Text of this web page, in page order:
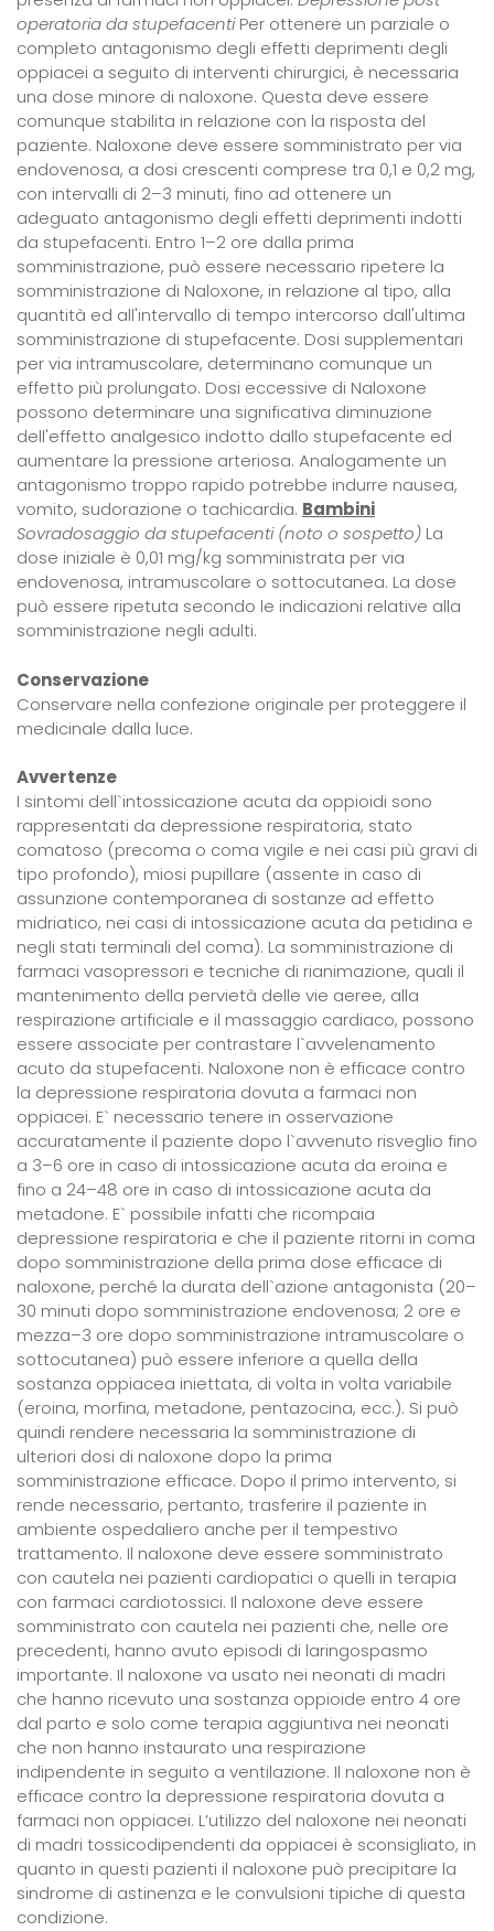
operatoria da stupefacentiPer ottenere un parziale o
completo antagonismo degli effetti deprimenti degli
oppiacei a seguito di interventi chirurgici, è necessaria
una dose minore di naloxone. Questa deve essere
comunque stabilita in relazione con la risposta del
paziente. Naloxone deve essere somministrato per via
endovenosa, a dosi crescenti comprese tra 0,1 e 0,2 mg,
con intervalli di 2–3 minuti, fino ad ottenere un
adeguato antagonismo degli effetti deprimenti indotti
da stupefacenti. Entro 1–2 ore dalla prima
somministrazione, può essere necessario ripetere la
somministrazione di Naloxone, in relazione al tipo, alla
quantità ed all'intervallo di tempo intercorso dall'ultima
somministrazione di stupefacente. Dosi supplementari
per via intramuscolare, determinano comunque un
effetto più prolungato. Dosi eccessive di Naloxone
possono determinare una significativa diminuzione
dell'effetto analgesico indotto dallo stupefacente ed
aumentare la pressione arteriosa. Analogamente un
antagonismo troppo rapido potrebbe indurre nausea,
vomito, sudorazione o tachicardia. Bambini
Sovradosaggio da stupefacenti (noto o sospetto) La
dose iniziale è 0,01 mg/kg somministrata per via
endovenosa, intramuscolare o sottocutanea. La dose
può essere ripetuta secondo le indicazioni relative alla
somministrazione negli adulti.
Conservazione
Conservare nella confezione originale per proteggere il
medicinale dalla luce.
Avvertenze
I sintomi dell`intossicazione acuta da oppioidi sono
rappresentati da depressione respiratoria, stato
comatoso (precoma o coma vigile e nei casi più gravi di
tipo profondo), miosi pupillare (assente in caso di
assunzione contemporanea di sostanze ad effetto
midriatico, nei casi di intossicazione acuta da petidina e
negli stati terminali del coma). La somministrazione di
farmaci vasopressori e tecniche di rianimazione, quali il
mantenimento della pervietà delle vie aeree, alla
respirazione artificiale e il massaggio cardiaco, possono
essere associate per contrastare l`avvelenamento
acuto da stupefacenti. Naloxone non è efficace contro
la depressione respiratoria dovuta a farmaci non
oppiacei. E` necessario tenere in osservazione
accuratamente il paziente dopo l`avvenuto risveglio fino
a 3–6 ore in caso di intossicazione acuta da eroina e
fino a 24–48 ore in caso di intossicazione acuta da
metadone. E` possibile infatti che ricompaia
depressione respiratoria e che il paziente ritorni in coma
dopo somministrazione della prima dose efficace di
naloxone, perché la durata dell`azione antagonista (20–
30 minuti dopo somministrazione endovenosa; 2 ore e
mezza–3 ore dopo somministrazione intramuscolare o
sottocutanea) può essere inferiore a quella della
sostanza oppiacea iniettata, di volta in volta variabile
(eroina, morfina, metadone, pentazocina, ecc.). Si può
quindi rendere necessaria la somministrazione di
ulteriori dosi di naloxone dopo la prima
somministrazione efficace. Dopo il primo intervento, si
rende necessario, pertanto, trasferire il paziente in
ambiente ospedaliero anche per il tempestivo
trattamento. Il naloxone deve essere somministrato
con cautela nei pazienti cardiopatici o quelli in terapia
con farmaci cardiotossici. Il naloxone deve essere
somministrato con cautela nei pazienti che, nelle ore
precedenti, hanno avuto episodi di laringospasmo
importante. Il naloxone va usato nei neonati di madri
che hanno ricevuto una sostanza oppioide entro 4 ore
dal parto e solo come terapia aggiuntiva nei neonati
che non hanno instaurato una respirazione
indipendente in seguito a ventilazione. Il naloxone non è
efficace contro la depressione respiratoria dovuta a
farmaci non oppiacei. L’utilizzo del naloxone nei neonati
di madri tossicodipendenti da oppiacei è sconsigliato, in
quanto in questi pazienti il naloxone può precipitare la
sindrome di astinenza e le convulsioni tipiche di questa
condizione.